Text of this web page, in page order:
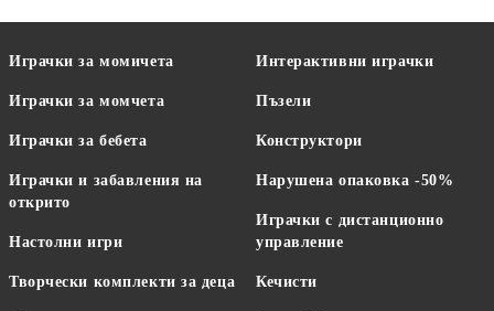
Играчки за момичета
Играчки за момчета
Играчки за бебета
Играчки и забавления на
открито
Настолни игри
Творчески комплекти за деца
Интерактивни играчки
Пъзели
Конструктори
Нарушена опаковка -50%
Играчки с дистанционно
управление
Кечисти